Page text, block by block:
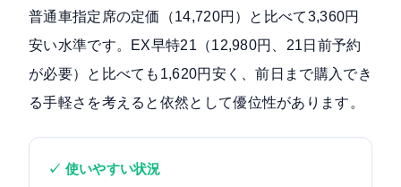
普通車指定席の定価（14,720円）と比べて3,360円
安い水準です。EX早特21（12,980円、21日前予約
が必要）と比べても1,620円安く、前日まで購入でき
る手軽さを考えると依然として優位性があります。
✓ 使いやすい状況